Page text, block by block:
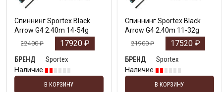
Спиннинг Sportex Black
Arrow G4 2.40m 14-54g
22400₽ 17920 ₽
БРЕНД
Sportex
Наличие
В КОРЗИНУ
Спиннинг Sportex Black
Arrow G4 2.40m 11-32g
21900₽ 17520 ₽
БРЕНД
Sportex
Наличие
В КОРЗИНУ